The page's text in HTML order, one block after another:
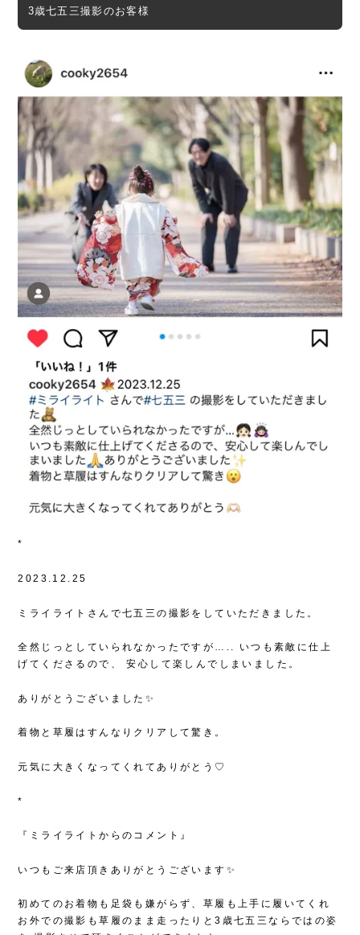
3歳七五三撮影のお客様
*
2023.12.25
ミライライトさんで七五三の撮影をしていただきました。
全然じっとしていられなかったですが…..
いつも素敵に仕上
げてくださるので、
安心して楽しんでしまいました。
ありがとうございました✨
着物と草履はすんなりクリアして驚き。
元気に大きくなってくれてありがとう♡
*
『ミライライトからのコメント』
いつもご来店頂きありがとうございます✨
初めてのお着物も足袋も嫌がらず、草履も上手に履いてくれ
お外での撮影も草履のまま走ったりと3歳七五三ならではの姿